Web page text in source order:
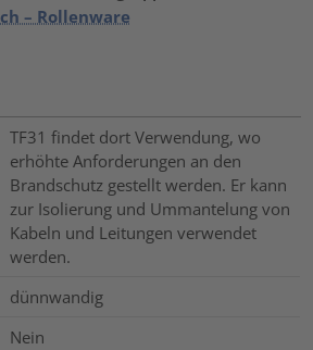
– Rollenware
TF31 findet dort Verwendung, wo
erhöhte Anforderungen an den
Brandschutz gestellt werden. Er kann
zur Isolierung und Ummantelung von
Kabeln und Leitungen verwendet
werden.
dünnwandig
Nein